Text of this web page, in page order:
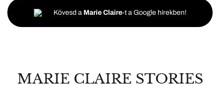
Kövesd a Marie Claire-t a Google hírekben!
MARIE CLAIRE STORIES